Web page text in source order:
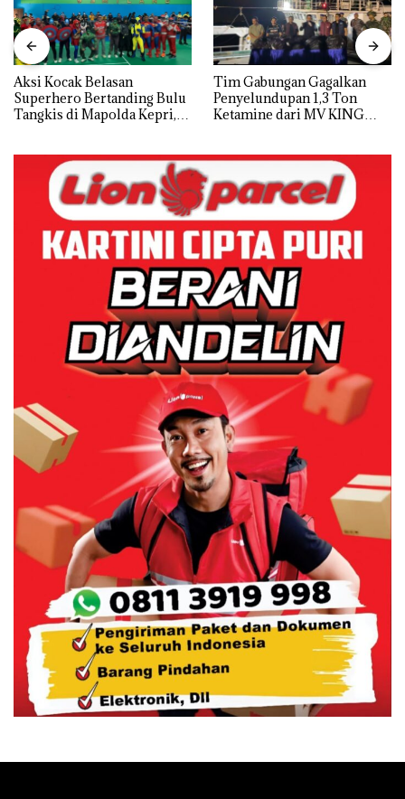
Aksi Kocak Belasan
Superhero Bertanding Bulu
Tangkis di Mapolda Kepri,
Tim Gabungan Gagalkan
Penyelundupan 1,3 Ton
Ketamine dari MV KING